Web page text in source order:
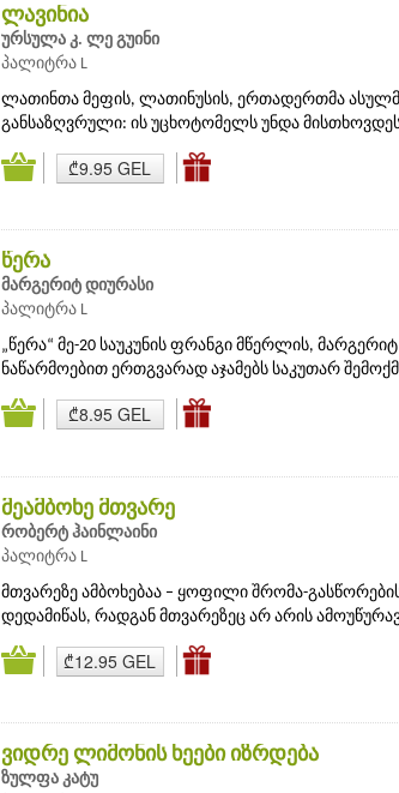
ლავინია
ურსულა კ. ლე გუინი
პალიტრა L
ლათინთა მეფის, ლათინუსის, ერთადერთმა
განსაზღვრული: ის უცხოტომელს უნდა
₾9.95 GEL
წერა
მარგერიტ დიურასი
პალიტრა L
„წერა“ მე-20 საუკუნის ფრანგი მწერლის,
ნაწარმოებით ერთგვარად აჯამებს საკუთარ
₾8.95 GEL
მეამბოხე მთვარე
რობერტ ჰაინლაინი
პალიტრა L
მთვარეზე ამბოხებაა – ყოფილი შრომა-
დედამიწას, რადგან მთვარეზეც არ არის
₾12.95 GEL
ვიდრე ლიმონის ხეები იზრდება
ზულფა კატუ